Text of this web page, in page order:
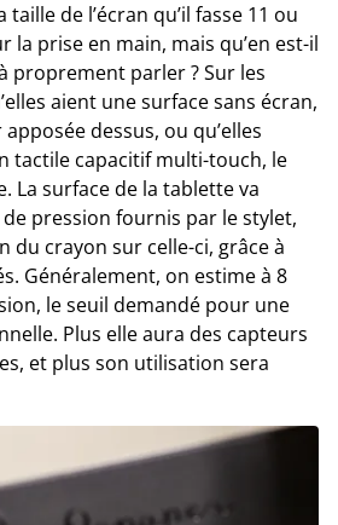
de l’écran qu’il fasse 11 ou
la prise en main, mais qu’en est-il
proprement parler ? Sur les
aient une surface sans écran,
dessus, ou qu’elles
tactile capacitif multi-touch, le
La surface de la tablette va
pression fournis par le stylet,
du crayon sur celle-ci, grâce à
Généralement, on estime à 8
le seuil demandé pour une
Plus elle aura des capteurs
et plus son utilisation sera